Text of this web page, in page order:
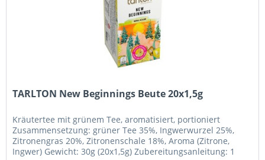
TARLTON New Beginnings Beute 20x1,5g
Kräutertee mit grünem Tee, aromatisiert, portioniert
Zusammensetzung: grüner Tee 35%, Ingwerwurzel 25%,
Zitronengras 20%, Zitronenschale 18%, Aroma (Zitrone,
Ingwer) Gewicht: 30g (20x1,5g) Zubereitungsanleitung: 1